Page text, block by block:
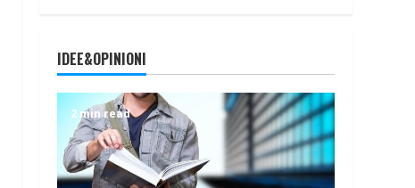
IDEE&OPINIONI
2 min read